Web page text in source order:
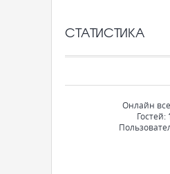
СТАТИСТИКА
Онлайн
Гостей: